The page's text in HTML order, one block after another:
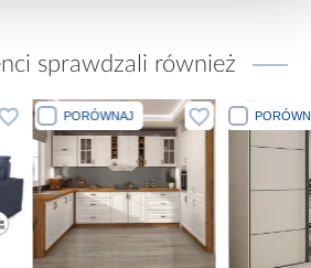
sprawdzali również
PORÓWNAJ